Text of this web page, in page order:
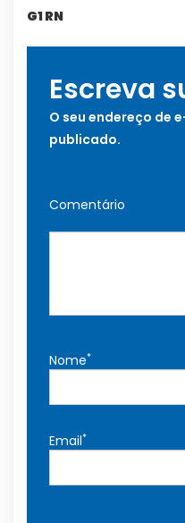
G1 RN
Escreva
O seu endereço de
publicado.
Comentário
Nome*
Email*